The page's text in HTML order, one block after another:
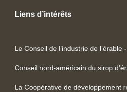
Liens d’intérêts
Le Conseil de l’industrie de l’érable
Conseil nord-américain du sirop
La Coopérative de développement